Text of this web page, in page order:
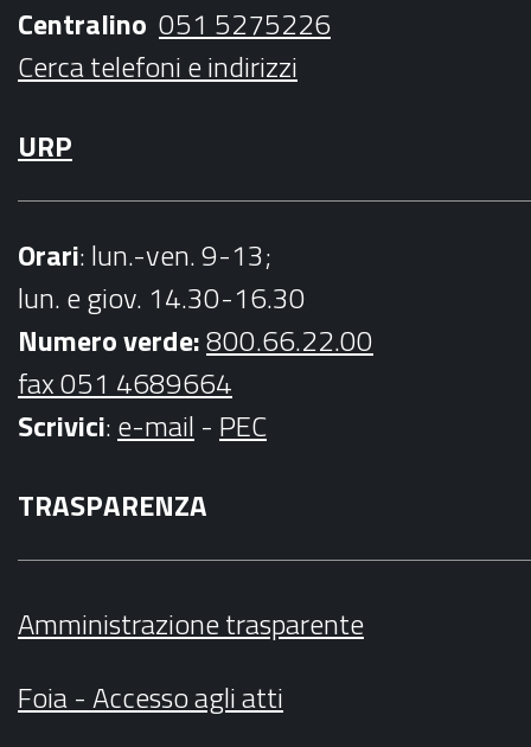
m
Centralino 051 5275226
Cerca telefoni e indirizzi
URP
Orari: lun.-ven. 9-13;
lun. e giov. 14.30-16.30
Numero verde:800.66.22.00
fax 051 4689664
Scrivici:e-mail - PEC
TRASPARENZA
Amministrazione trasparente
Foia - Accesso agli atti